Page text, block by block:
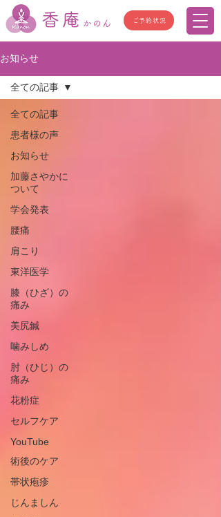
香庵 かのん ご予約状況
お知らせ
全ての記事
患者様の声
お知らせ
加藤さやかに
ついて
学会発表
腰痛
肩こり
東洋医学
膝（ひざ）の
痛み
美尻鍼
噛みしめ
肘（ひじ）の
痛み
花粉症
セルフケア
YouTube
術後のケア
帯状疱疹
じんましん
全ての記事